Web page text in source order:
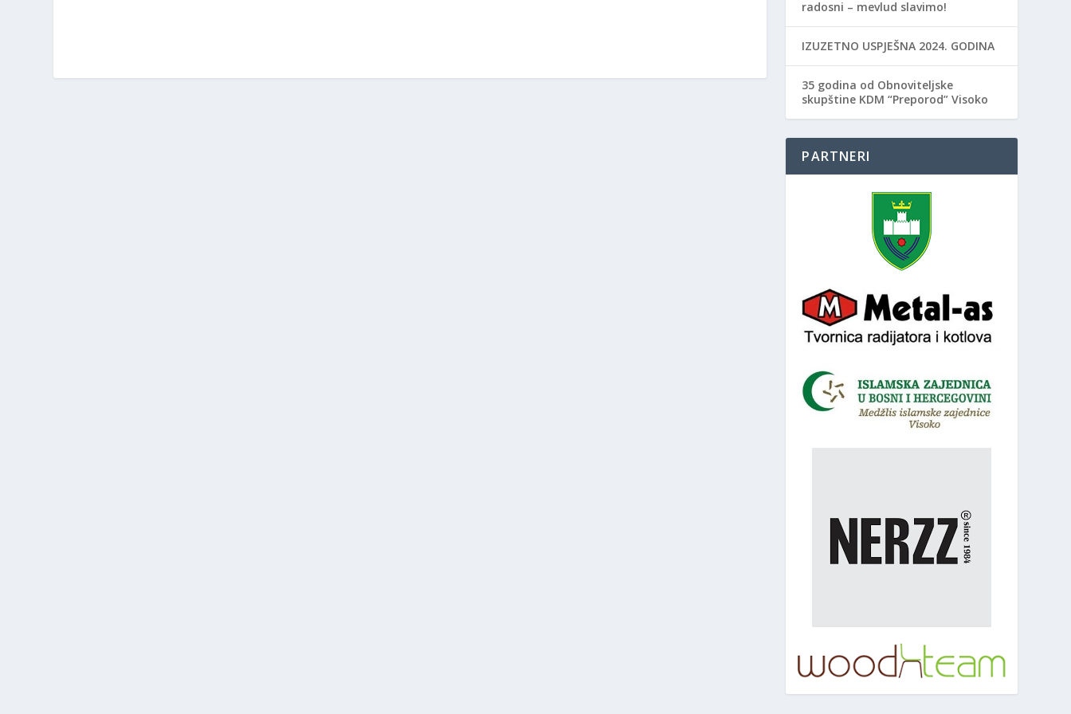
radosni – mevlud slavimo!
IZUZETNO USPJEŠNA 2024. GODINA
35 godina od Obnoviteljske
skupštine KDM “Preporod” Visoko
PARTNERI